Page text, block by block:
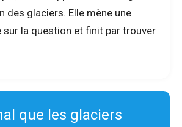
des glaciers. Elle mène une
la question et finit par trouver
que les glaciers